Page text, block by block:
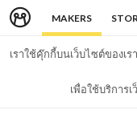
MAKERS
เราใช้คุ๊กกี้บนเว็บไซต์ของเ
เพื่อใช้บริการ